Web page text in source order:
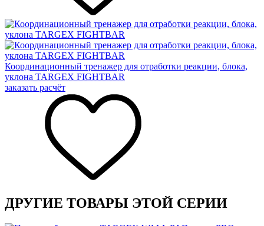
Координационный тренажер для отработки реакции, блока,
уклона TARGEX FIGHTBAR
заказать расчёт
ДРУГИЕ ТОВАРЫ ЭТОЙ СЕРИИ